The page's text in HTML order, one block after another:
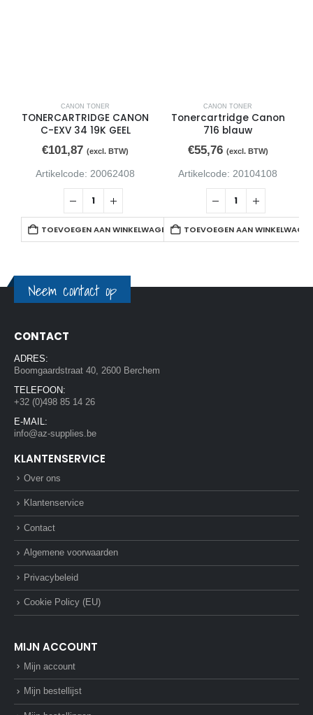
CANON TONER
TONERCARTRIDGE CANON
C-EXV 34 19K GEEL
€101,87 (excl. BTW)
Artikelcode: 20062408
TOEVOEGEN AAN WINKELWAGEN
CANON TONER
Tonercartridge Canon
716 blauw
€55,76 (excl. BTW)
Artikelcode: 20104108
TOEVOEGEN AAN
Neem contact op
CONTACT
ADRES:
Boomgaardstraat 40, 2600 Berchem
TELEFOON:
+32 (0)498 85 14 26
E-MAIL:
info@az-supplies.be
KLANTENSERVICE
Over ons
Klantenservice
Contact
Algemene voorwaarden
Privacybeleid
Cookie Policy (EU)
MIJN ACCOUNT
Mijn account
Mijn bestellijst